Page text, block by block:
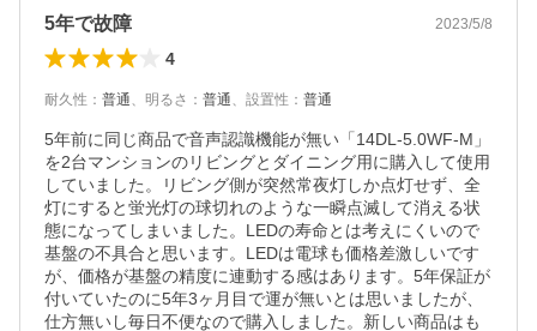
5年で故障 2023/5/8
4
耐久性 ： 普通、 明るさ ： 普通、 設置性 ： 普通
5年前に同じ商品で音声認識機能が無い「14DL-5.0WF-M」
を2台マンションのリビングとダイニング用に購入して使用
していました。リビング側が突然常夜灯しか点灯せず、全
灯にすると蛍光灯の球切れのような一瞬点滅して消える状
態になってしまいました。LEDの寿命とは考えにくいので
基盤の不具合と思います。LEDは電球も価格差激しいです
が、価格が基盤の精度に連動する感はあります。5年保証が
付いていたのに5年3ヶ月目で運が無いとは思いましたが、
仕方無いし毎日不便なので購入しました。新しい商品はも